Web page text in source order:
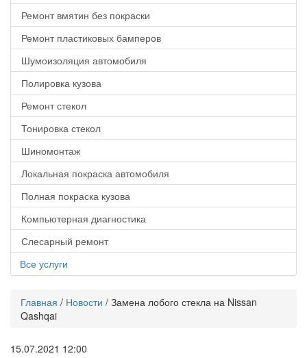
Ремонт вмятин без покраски
Ремонт пластиковых бамперов
Шумоизоляция автомобиля
Полировка кузова
Ремонт стекол
Тонировка стекол
Шиномонтаж
Локальная покраска автомобиля
Полная покраска кузова
Компьютерная диагностика
Слесарный ремонт
Все услуги
Главная / Новости / Замена лобого стекла на Nissan
Qashqai
15.07.2021 12:00